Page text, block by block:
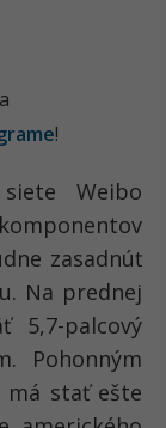
!
Weibo
zasadnúť
Na prednej
palcový
Pohonným
stať ešte